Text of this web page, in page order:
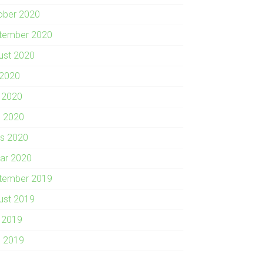
2020
2020
2020
2020
2020
2020
2019
2019
2019